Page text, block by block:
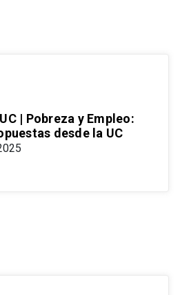
| Pobreza y Empleo:
desde la UC